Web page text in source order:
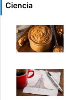
Ciencia